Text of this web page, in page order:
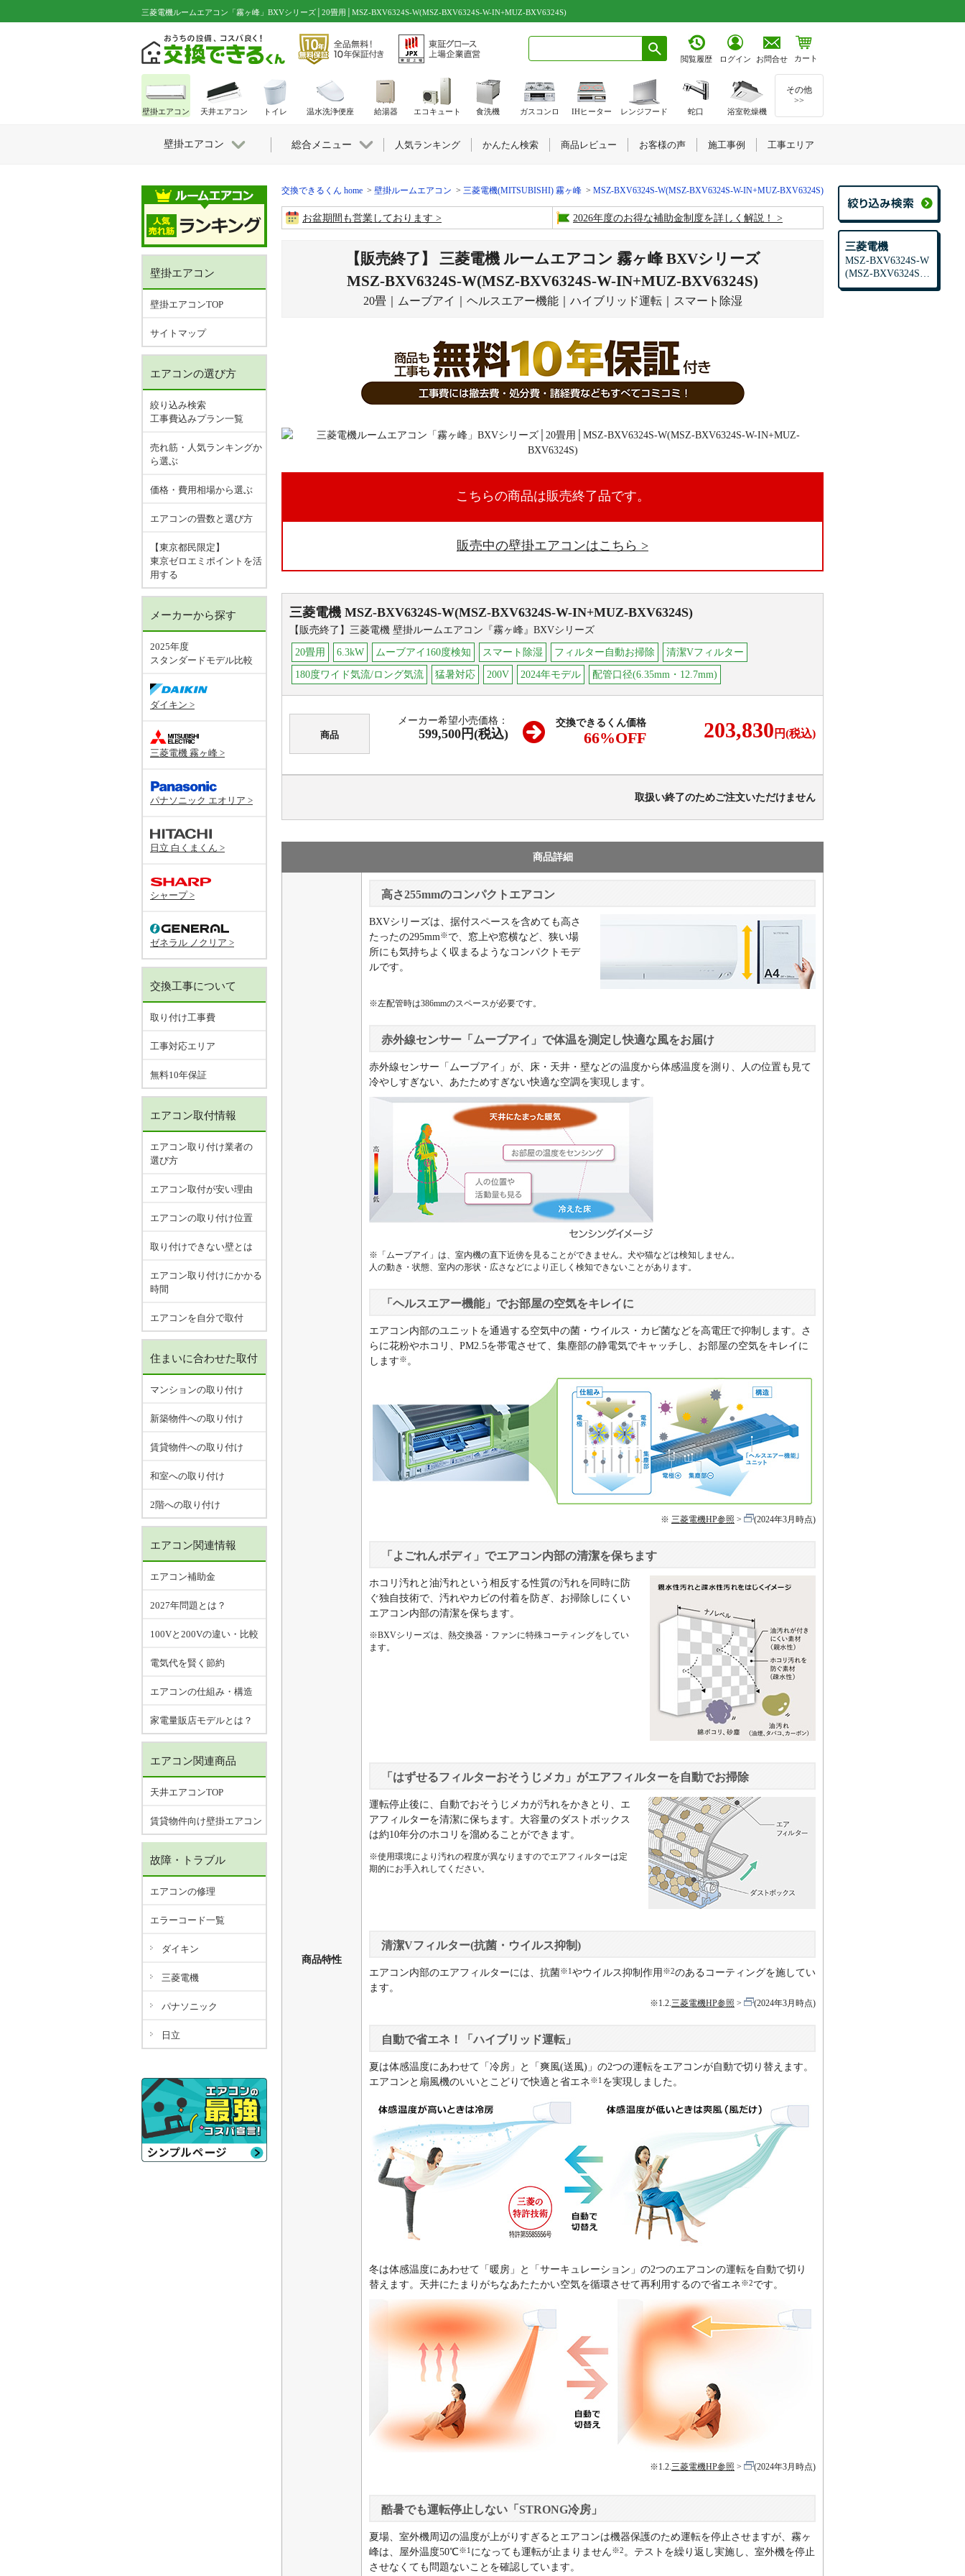
三菱電機
MSZ-BXV6324S-W
(MSZ-BXV6324S-
W-IN+MUZ-BXV63
三菱電機ルームエアコン「霧ヶ峰」BXVシリーズ│20畳用│MSZ-BXV6324S-W(MSZ-BXV6324S-W-IN+MUZ-BXV6324S)
閲覧履歴 ログイン お問合せ カート
交換できるくん home 壁掛ルームエアコン 三菱電機(MITSUBISHI) 霧ヶ峰 MSZ-BXV6324S-W(MSZ-BXV6324S-W-IN+MUZ-BXV6324S)
お盆期間も営業しております 2026年度のお得な補助金制度を詳しく解説！
【販売終了】 三菱電機 ルームエアコン 霧ヶ峰 BXVシリーズ
MSZ-BXV6324S-W(MSZ-BXV6324S-W-IN+MUZ-BXV6324S)
20畳｜ムーブアイ｜ヘルスエアー機能｜ハイブリッド運転｜スマート除湿
こちらの商品は販売終了品です。
販売中の壁掛エアコンはこちら
三菱電機 MSZ-BXV6324S-W(MSZ-BXV6324S-W-IN+MUZ-BXV6324S)
【販売終了】三菱電機 壁掛ルームエアコン『霧ヶ峰』BXVシリーズ
20畳用 6.3kW ムーブアイ160度検知 スマート除湿 フィルター自動お掃除 清潔Vフィルター
180度ワイド気流/ロング気流 猛暑対応 200V 2024年モデル 配管口径(6.35mm・12.7mm)
商品
メーカー希望小売価格：
599,500円(税込)
交換できるくん価格
66%OFF 203,830 円(税込)
取扱い終了のためご注文いただけません
商品詳細
商品特性
高さ255mmのコンパクトエアコン
BXVシリーズは、据付スペースを含めても高さ
たったの295mm※で、窓上や窓横など、狭い場
所にも気持ちよく収まるようなコンパクトモデ
ルです。
※左配管時は386mmのスペースが必要です。
赤外線センサー「ムーブアイ」で体温を測定し快適な風をお届け
赤外線センサー「ムーブアイ」が、床・天井・壁などの温度から体感温度を測り、人の位置も見て
冷やしすぎない、あたためすぎない快適な空調を実現します。
※「ムーブアイ」は、室内機の直下近傍を見ることができません。犬や猫などは検知しません。
人の動き・状態、室内の形状・広さなどにより正しく検知できないことがあります。
「ヘルスエアー機能」でお部屋の空気をキレイに
エアコン内部のユニットを通過する空気中の菌・ウイルス・カビ菌などを高電圧で抑制します。さ
らに花粉やホコリ、PM2.5を帯電させて、集塵部の静電気でキャッチし、お部屋の空気をキレイに
します※ 。
※ 三菱電機HP参照 (2024年3月時点)
「よごれんボディ」でエアコン内部の清潔を保ちます
ホコリ汚れと油汚れという相反する性質の汚れを同時に防
ぐ独自技術で、汚れやカビの付着を防ぎ、お掃除しにくい
エアコン内部の清潔を保ちます。
※BXVシリーズは、熱交換器・ファンに特殊コーティングをしてい
ます。
「はずせるフィルターおそうじメカ」がエアフィルターを自動でお掃除
運転停止後に、自動でおそうじメカが汚れをかきとり、エ
アフィルターを清潔に保ちます。大容量のダストボックス
は約10年分のホコリを溜めることができます。
※使用環境により汚れの程度が異なりますのでエアフィルターは定
期的にお手入れしてください。
清潔Vフィルター(抗菌・ウイルス抑制)
エアコン内部のエアフィルターには、抗菌※1 やウイルス抑制作用 ※2のあるコーティングを施してい
ます。
※1.2.三菱電機HP参照 (2024年3月時点)
自動で省エネ！「ハイブリッド運転」
夏は体感温度にあわせて「冷房」と「爽風(送風)」の2つの運転をエアコンが自動で切り替えます。
エアコンと扇風機のいいとこどりで快適と省エネ※1 を実現しました。
冬は体感温度にあわせて「暖房」と「サーキュレーション」の2つのエアコンの運転を自動で切り
替えます。天井にたまりがちなあたたかい空気を循環させて再利用するので省エネ※2です。
※1.2.三菱電機HP参照 (2024年3月時点)
酷暑でも運転停止しない「STRONG冷房」
夏場、室外機周辺の温度が上がりすぎるとエアコンは機器保護のため運転を停止させますが、霧ヶ
峰は、屋外温度50℃※1 になっても運転が止まりません※2。テストを繰り返し実施し、室外機を停止
させなくても問題ないことを確認しています。
壁掛エアコン
壁掛エアコンTOP
サイトマップ
エアコンの選び方
絞り込み検索
工事費込みプラン一覧
売れ筋・人気ランキングか
ら選ぶ
価格・費用相場から選ぶ
エアコンの畳数と選び方
【東京都民限定】
東京ゼロエミポイントを活
用する
メーカーから探す
2025年度
スタンダードモデル比較
ダイキン >
三菱電機 霧ヶ峰 >
パナソニック エオリア >
日立 白くまくん >
シャープ >
ゼネラル ノクリア >
交換工事について
取り付け工事費
工事対応エリア
無料10年保証
エアコン取付情報
エアコン取り付け業者の
選び方
エアコン取付が安い理由
エアコンの取り付け位置
取り付けできない壁とは
エアコン取り付けにかかる
時間
エアコンを自分で取付
住まいに合わせた取付
マンションの取り付け
新築物件への取り付け
賃貸物件への取り付け
和室への取り付け
2階への取り付け
エアコン関連情報
エアコン補助金
2027年問題とは？
100Vと200Vの違い・比較
電気代を賢く節約
エアコンの仕組み・構造
家電量販店モデルとは？
エアコン関連商品
天井エアコンTOP
賃貸物件向け壁掛エアコン
故障・トラブル
エアコンの修理
エラーコード一覧
ダイキン
三菱電機
パナソニック
日立
壁掛エアコン 天井エアコン トイレ 温水洗浄便座 給湯器 エコキュート 食洗機 ガスコンロ IHヒーター レンジフード 蛇口 浴室乾燥機
その他
>>
壁掛エアコン 総合メニュー 人気ランキング かんたん検索 商品レビュー お客様の声 施工事例 工事エリア